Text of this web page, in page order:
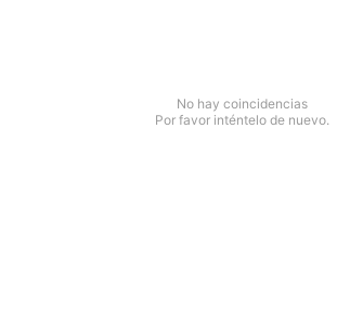
No hay coincidencias
Por favor inténtelo de nuevo.